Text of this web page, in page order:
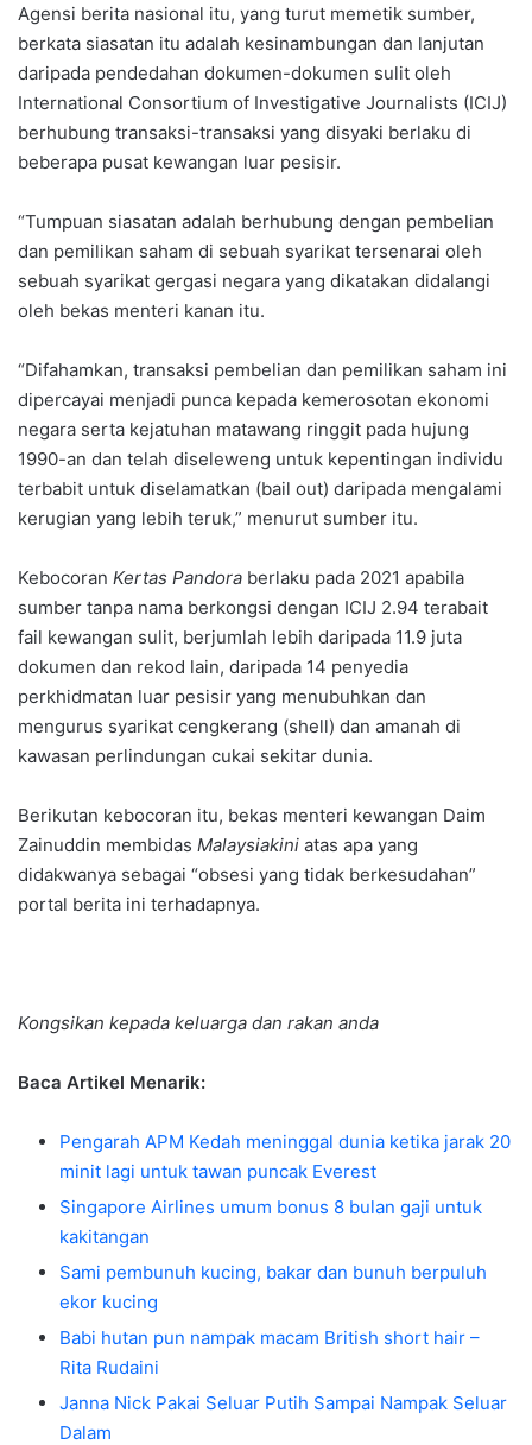
Agensi berita nasional itu, yang turut memetik sumber,
berkata siasatan itu adalah kesinambungan dan lanjutan
daripada pendedahan dokumen-dokumen sulit oleh
International Consortium of Investigative Journalists (ICIJ)
berhubung transaksi-transaksi yang disyaki berlaku di
beberapa pusat kewangan luar pesisir.
“Tumpuan siasatan adalah berhubung dengan pembelian
dan pemilikan saham di sebuah syarikat tersenarai oleh
sebuah syarikat gergasi negara yang dikatakan didalangi
oleh bekas menteri kanan itu.
“Difahamkan, transaksi pembelian dan pemilikan saham ini
dipercayai menjadi punca kepada kemerosotan ekonomi
negara serta kejatuhan matawang ringgit pada hujung
1990-an dan telah diseleweng untuk kepentingan individu
terbabit untuk diselamatkan (bail out) daripada mengalami
kerugian yang lebih teruk,” menurut sumber itu.
Kebocoran Kertas Pandora berlaku pada 2021 apabila
sumber tanpa nama berkongsi dengan ICIJ 2.94 terabait
fail kewangan sulit, berjumlah lebih daripada 11.9 juta
dokumen dan rekod lain, daripada 14 penyedia
perkhidmatan luar pesisir yang menubuhkan dan
mengurus syarikat cengkerang (shell) dan amanah di
kawasan perlindungan cukai sekitar dunia.
Berikutan kebocoran itu, bekas menteri kewangan Daim
Zainuddin membidas Malaysiakini atas apa yang
didakwanya sebagai “obsesi yang tidak berkesudahan”
portal berita ini terhadapnya.
Kongsikan kepada keluarga dan rakan anda
Baca Artikel Menarik:
Pengarah APM Kedah meninggal dunia ketika jarak 20
minit lagi untuk tawan puncak Everest
Singapore Airlines umum bonus 8 bulan gaji untuk
kakitangan
Sami pembunuh kucing, bakar dan bunuh berpuluh
ekor kucing
Babi hutan pun nampak macam British short hair –
Rita Rudaini
Janna Nick Pakai Seluar Putih Sampai Nampak Seluar
Dalam